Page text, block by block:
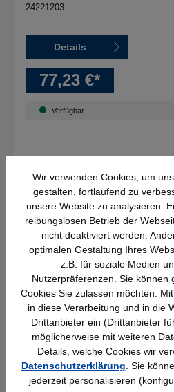
24221203
Details
77,23 €*
Verfügbar
Waage EASY, bis 2 Kg
Maße_2:
Wir verwenden Cookies, um
gestalten, fortlaufend zu
unsere Website zu analysieren.
reibungslosen Betrieb der
nicht deaktiviert werden.
optimalen Gestaltung Ihres
z.B. für soziale Medien
Nutzerpräferenzen. Sie können
Cookies Sie zulassen möchten.
in diese Verarbeitung und in die
Drittanbieter ein (Drittanbieter
möglicherweise mit weiteren
Details, welche Cookies wir
Datenschutzerklärung . Sie
jederzeit personalisieren